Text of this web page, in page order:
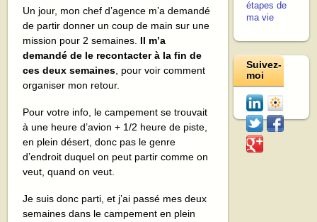
Un jour, mon chef d’agence m’a demandé
de partir donner un coup de main sur une
mission pour 2 semaines. Il m’a
demandé de le recontacter à la fin de
ces deux semaines, pour voir comment
organiser mon retour.
Pour votre info, le campement se trouvait
à une heure d’avion + 1/2 heure de piste,
en plein désert, donc pas le genre
d’endroit duquel on peut partir comme on
veut, quand on veut.
Je suis donc parti, et j’ai passé mes deux
semaines dans le campement en plein
étapes de
ma vie
Suivez-
moi